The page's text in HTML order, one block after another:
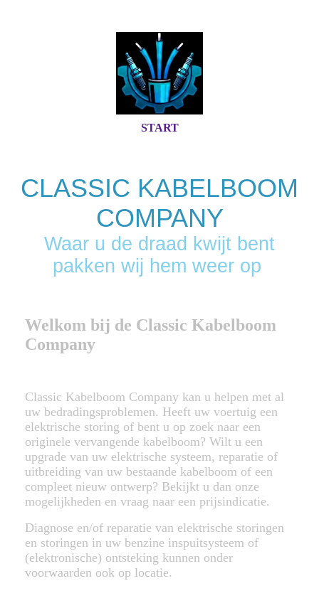
START
CLASSIC KABELBOOM
COMPANY
Waar u de draad kwijt bent
pakken wij hem weer op
Welkom bij de Classic Kabelboom
Company
Classic Kabelboom Company kan u helpen met al
uw bedradingsproblemen. Heeft uw voertuig een
elektrische storing of bent u op zoek naar een
originele vervangende kabelboom? Wilt u een
upgrade van uw elektrische systeem, reparatie of
uitbreiding van uw bestaande kabelboom of een
compleet nieuw ontwerp? Bekijkt u dan onze
mogelijkheden en vraag naar een prijsindicatie.
Diagnose en/of reparatie van elektrische storingen
en storingen in uw benzine inspuitsysteem of
(elektronische) ontsteking kunnen onder
voorwaarden ook op locatie.